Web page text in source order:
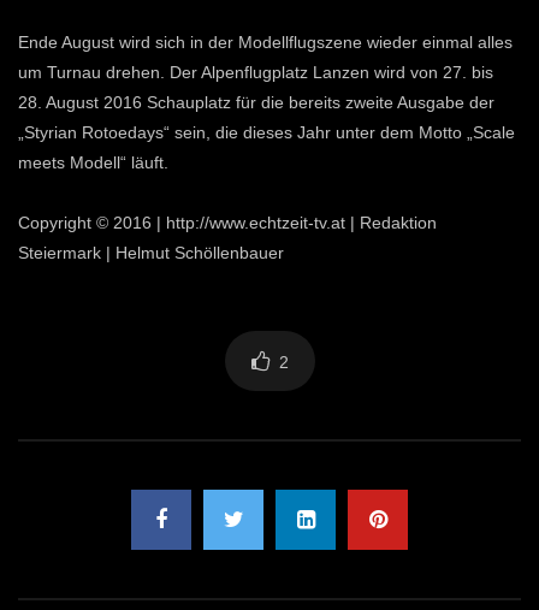
812
613
0
Ende August wird sich in der Modellflugszene wieder einmal alles
um Turnau drehen. Der Alpenflugplatz Lanzen wird von 27. bis
28. August 2016 Schauplatz für die bereits zweite Ausgabe der
„Styrian Rotoedays“ sein, die dieses Jahr unter dem Motto „Scale
meets Modell“ läuft.
Copyright © 2016 | http://www.echtzeit-tv.at | Redaktion
Steiermark | Helmut Schöllenbauer
2